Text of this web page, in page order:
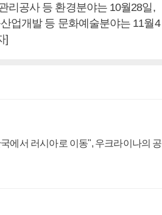
리공사 등 환경분야는 10월28일,
업개발 등 문화예술분야는 11월4
]
에서 러시아로 이동", 우크라이나의 공